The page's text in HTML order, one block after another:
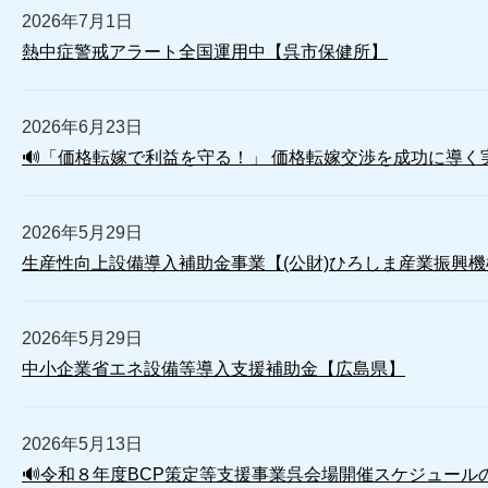
2026年7月1日
熱中症警戒アラート全国運用中【呉市保健所】
2026年6月23日
🔊「価格転嫁で利益を守る！」 価格転嫁交渉を成功に導
2026年5月29日
生産性向上設備導入補助金事業【(公財)ひろしま産業振興
2026年5月29日
中小企業省エネ設備等導入支援補助金【広島県】
2026年5月13日
🔊令和８年度BCP策定等支援事業呉会場開催スケジュール